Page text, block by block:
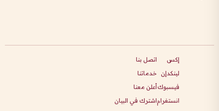
إكس
لينكدإن
فيسبوك
انستغرام
اتصل بنا
خدماتنا
أعلن معنا
اشترك في البيان